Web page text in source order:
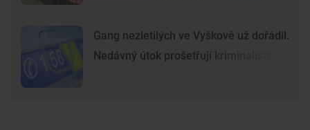
Gang nezletilých ve Vyškově už dořádil.
Nedávný útok prošetřují kriminalisté